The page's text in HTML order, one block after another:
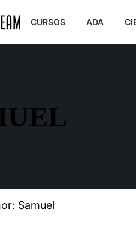
CURSOS ADA
Samuel